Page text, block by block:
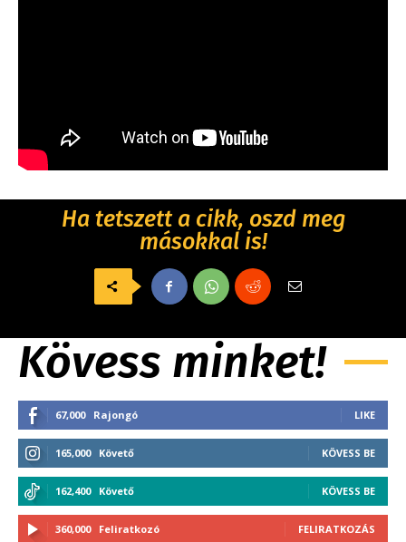
Ha tetszett a cikk, oszd meg
másokkal is!
Kövess minket!
67,000 Rajongó LIKE
165,000 Követő KÖVESS BE
162,400 Követő KÖVESS BE
360,000 Feliratkozó FELIRATKOZÁS